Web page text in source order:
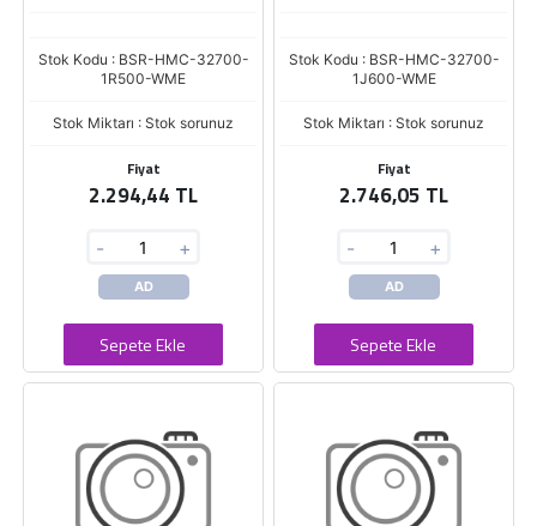
Stok Kodu : BSR-HMC-32700-
1R500-WME
Stok Miktarı : Stok sorunuz
Fiyat
2.294,44 TL
- +
AD
Sepete Ekle
Stok Kodu : BSR-HMC-32700-
1J600-WME
Stok Miktarı : Stok sorunuz
Fiyat
2.746,05 TL
- +
AD
Sepete Ekle